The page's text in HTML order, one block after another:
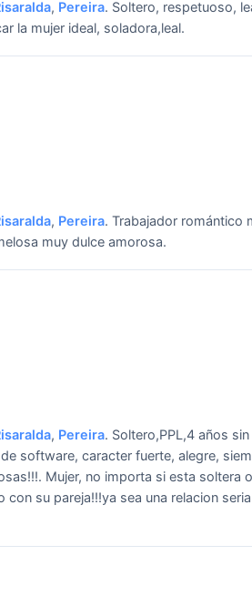
, Pereira. Soltero, respetuoso,
la mujer ideal, soladora,leal.
, Pereira. Trabajador romántico
muy dulce amorosa.
, Pereira. Soltero,PPL,4 años
software, caracter fuerte, alegre,
Mujer, no importa si esta soltera
con su pareja!!!ya sea una relacion